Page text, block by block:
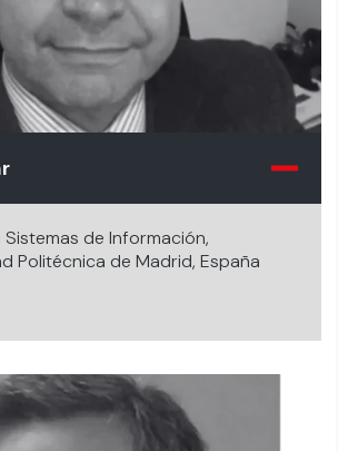
de Información,
Politécnica de Madrid, España